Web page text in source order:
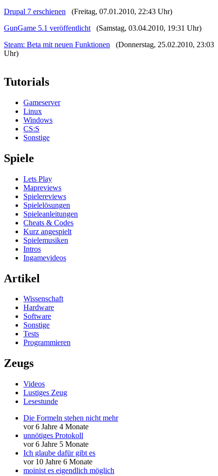
Drupal 7 erschienen (Freitag, 07.01.2010, 22:43 Uhr)
GunGame 5.1 veröffentlicht (Samstag, 03.04.2010, 19:31 Uhr)
Steam: Beta mit neuen Funktionen (Donnerstag, 25.02.2010, 23:03
Uhr)
Tutorials
Gameserver
Linux
Windows
CS:S
Sonstige
Spiele
Lets Play
Mapreviews
Spielereviews
Spielelösungen
Spieleanleitungen
Cheats & Codes
Kurz angespielt
Spielemusiken
Intros
Ingamevideos
Artikel
Wissenschaft
Hardware
Software
Sonstige
Tests
Programmieren
Zeugs
Videos
Lustiges Zeug
Lesestunde
Die Formeln stehen nicht mehr
vor 6 Jahre 4 Monate
unnötiges Protokoll
vor 6 Jahre 5 Monate
Ich glaube dafür gibt es
vor 10 Jahre 6 Monate
moinist es eigendlich möglich